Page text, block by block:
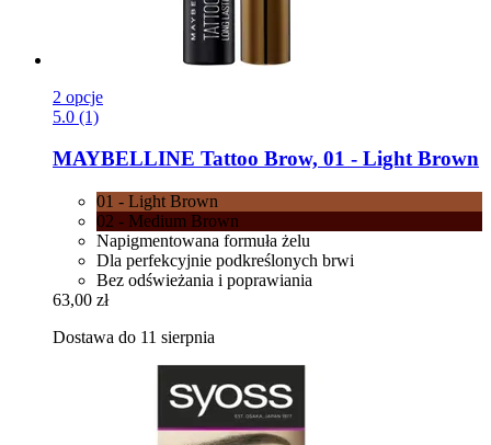
2 opcje
5.0 (1)
MAYBELLINE Tattoo Brow, 01 -​ Light Brown
01 - Light Brown
02 - Medium Brown
Napigmentowana formuła żelu
Dla perfekcyjnie podkreślonych brwi
Bez odświeżania i poprawiania
63,00 zł
Dostawa do 11 sierpnia